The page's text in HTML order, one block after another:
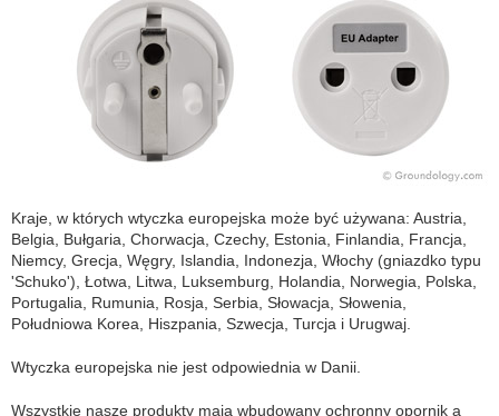
Kraje, w których wtyczka europejska może być używana: Austria,
Belgia, Bułgaria, Chorwacja, Czechy, Estonia, Finlandia, Francja,
Niemcy, Grecja, Węgry, Islandia, Indonezja, Włochy (gniazdko typu
'Schuko'), Łotwa, Litwa, Luksemburg, Holandia, Norwegia, Polska,
Portugalia, Rumunia, Rosja, Serbia, Słowacja, Słowenia,
Południowa Korea, Hiszpania, Szwecja, Turcja i Urugwaj.
Wtyczka europejska nie jest odpowiednia w Danii.
Wszystkie nasze produkty mają wbudowany ochronny opornik a